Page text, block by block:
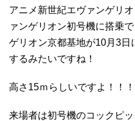
アニメ新世紀エヴァンゲリ
ァンゲリオン初号機に搭乗
ゲリオン京都基地が10月3日
するみたいですね！
高さ15ｍらしいですよ！！！
来場者は初号機のコックピ